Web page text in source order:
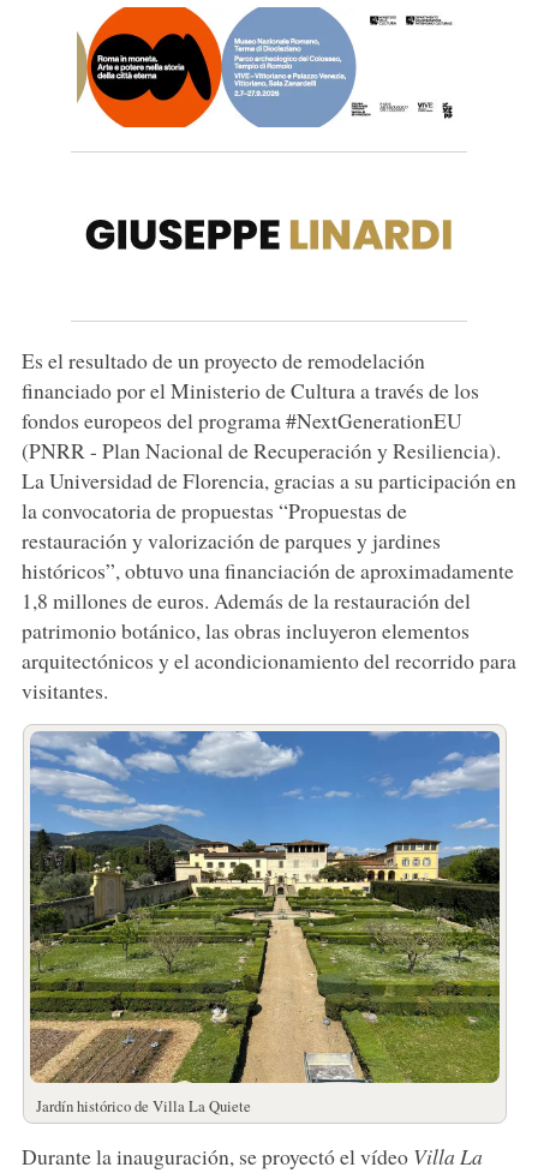
Es el resultado de un proyecto de remodelación
financiado por el Ministerio de Cultura a través de los
fondos europeos del programa #NextGenerationEU
(PNRR - Plan Nacional de Recuperación y Resiliencia).
La Universidad de Florencia, gracias a su participación en
la convocatoria de propuestas “Propuestas de
restauración y valorización de parques y jardines
históricos”, obtuvo una financiación de aproximadamente
1,8 millones de euros. Además de la restauración del
patrimonio botánico, las obras incluyeron elementos
arquitectónicos y el acondicionamiento del recorrido para
visitantes.
Jardín histórico de Villa La Quiete
Durante la inauguración, se proyectó el vídeoVilla La